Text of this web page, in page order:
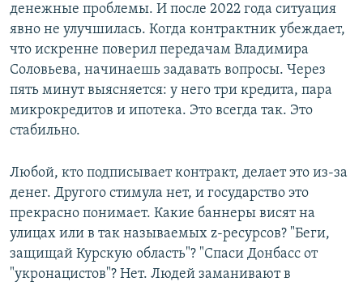
денежные проблемы. И после 2022 года ситуация
явно не улучшилась. Когда контрактник убеждает,
что искренне поверил передачам Владимира
Соловьева, начинаешь задавать вопросы. Через
пять минут выясняется: у него три кредита, пара
микрокредитов и ипотека. Это всегда так. Это
стабильно.
Любой, кто подписывает контракт, делает это из-за
денег. Другого стимула нет, и государство это
прекрасно понимает. Какие баннеры висят на
улицах или в так называемых z-ресурсов? "Беги,
защищай Курскую область"? "Спаси Донбасс от
"укронацистов"? Нет. Людей заманивают в